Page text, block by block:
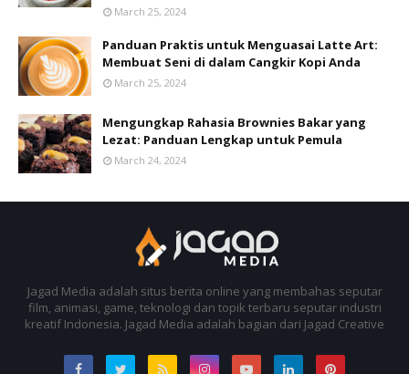
March 25, 2024
Panduan Praktis untuk Menguasai Latte Art:
Membuat Seni di dalam Cangkir Kopi Anda
March 25, 2024
Mengungkap Rahasia Brownies Bakar yang
Lezat: Panduan Lengkap untuk Pemula
March 24, 2024
Jagad Media adalah situs berita online yang membahas seputar
film, animasi, game, teknologi dan topik terbaru seputar industri
kreatif Indonesia. Jagad Media adalah bagian dari Jagad Creative